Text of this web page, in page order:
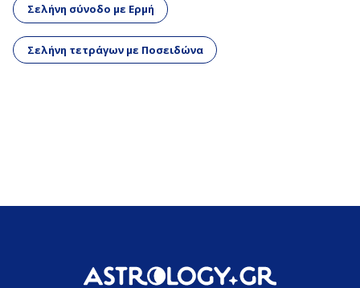
Σελήνη σύνοδο με Ερμή
Σελήνη τετράγων με Ποσειδώνα